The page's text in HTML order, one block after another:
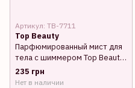
Артикул: TB-7711
Top Beauty
Парфюмированный мист для
тела с шиммером Top Beauty
Glow Shine 100 мл
235 грн
Нет в наличии